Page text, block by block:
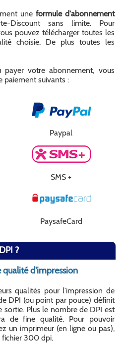
uneformule d'abonnement
Discount sans limite. Pour
pouvez télécharger toutes les
choisie. De plus toutes les
votre abonnement, vous
paiement suivants :
Paypal
SMS +
PaysafeCard
?
qualité d'impression
qualités pour l’impression de
DPI (ou point par pouce) définit
Plus le nombre de DPI est
de fine qualité. Pour pouvoir
un imprimeur (en ligne ou pas),
fichier 300 dpi.